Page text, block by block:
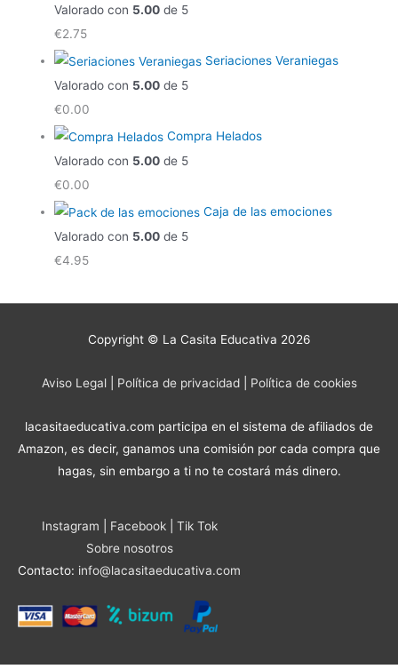
Valorado con 5.00 de 5
€2.75
Seriaciones Veraniegas
Valorado con 5.00 de 5
€0.00
Compra Helados
Valorado con 5.00 de 5
€0.00
Caja de las emociones
Valorado con 5.00 de 5
€4.95
Copyright © La Casita Educativa 2026
Aviso Legal| Política de privacidad| Política de cookies
lacasitaeducativa.com participa en el sistema de afiliados de
Amazon, es decir, ganamos una comisión por cada compra que
hagas, sin embargo a ti no te costará más dinero.
Instagram Facebook| Tik Tok
Sobre nosotros
Contacto: info@lacasitaeducativa.com